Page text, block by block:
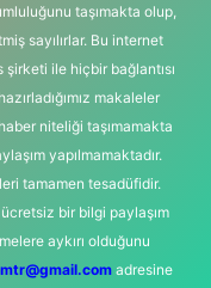
taşımakta olup,
sayılırlar. Bu internet
ile hiçbir bağlantısı
makaleler
niteliği taşımamakta
yapılmamaktadır.
tamamen tesadüfidir.
bir bilgi paylaşım
aykırı olduğunu
adresine